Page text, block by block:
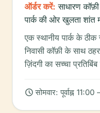
ऑर्डर करें: साधारण
पार्क की ओर खुलता शांत
एक स्थानीय पार्क के
निवासी कॉफ़ी के साथ
ज़िंदगी का सच्चा प्रतिबिंब
schedule सोमवार: पूर्वाह्न